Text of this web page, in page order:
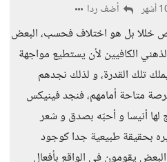
أضف ردا
خللا بل هو اختلاف فحسب، البعض
الكافيين لأن يستطيع مواجهة
تلك القدرة، و لذلك نجدهم
متاحة أمامهم، فنجد فينيكس
لها أنيسا و أحبّه بصدق و شعر
بحقيقة طبيعية جدا كوجود